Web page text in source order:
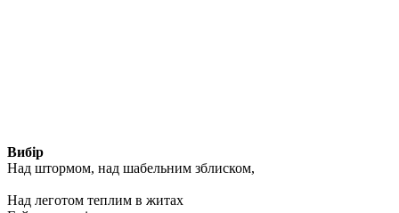
Вибір
Над штормом, над шабельним зблиском,
Над леготом теплим в житах